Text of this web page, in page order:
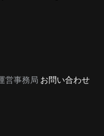
営事務局 お問い合わせ